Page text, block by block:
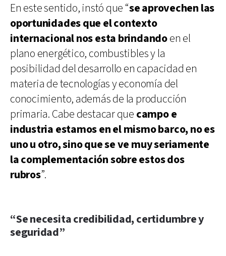
En este sentido, instó que “se aprovechen las
oportunidades que el contexto
internacional nos esta brindandoen el
plano energético, combustibles y la
posibilidad del desarrollo en capacidad en
materia de tecnologías y economía del
conocimiento, además de la producción
primaria. Cabe destacar que campo e
industria estamos en el mismo barco, no es
uno u otro, sino que se ve muy seriamente
la complementación sobre estos dos
rubros”.
“Se necesita credibilidad, certidumbre y
seguridad”